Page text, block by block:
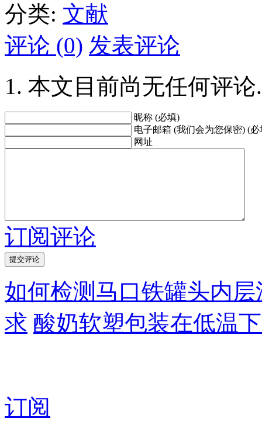
分类: 文献
评论 (0) 发表评论
本文目前尚无任何评论.
昵称 (必填)
电子邮箱 (我们会为您保密) (必
网址
订阅评论
如何检测马口铁罐头内
求 酸奶软塑包装在低温
订阅